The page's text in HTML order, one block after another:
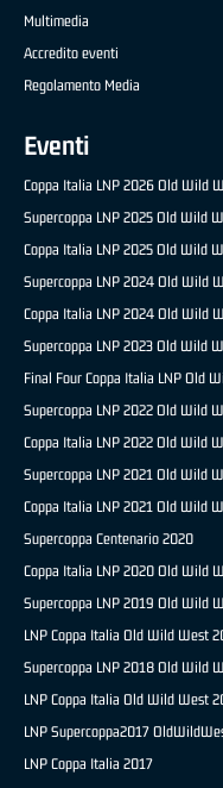
Multimedia
Accredito eventi
Regolamento Media
Eventi
Coppa Italia LNP 2026 Old Wild
Supercoppa LNP 2025 Old Wild
Coppa Italia LNP 2025 Old Wild
Supercoppa LNP 2024 Old Wild
Coppa Italia LNP 2024 Old Wild
Supercoppa LNP 2023 Old Wild
Final Four Coppa Italia LNP Old
Supercoppa LNP 2022 Old Wild
Coppa Italia LNP 2022 Old Wild
Supercoppa LNP 2021 Old Wild
Coppa Italia LNP 2021 Old Wild
Supercoppa Centenario 2020
Coppa Italia LNP 2020 Old Wild
Supercoppa LNP 2019 Old Wild
LNP Coppa Italia Old Wild West
Supercoppa LNP 2018 Old Wild
LNP Coppa Italia Old Wild West
LNP Supercoppa2017
LNP Coppa Italia 2017